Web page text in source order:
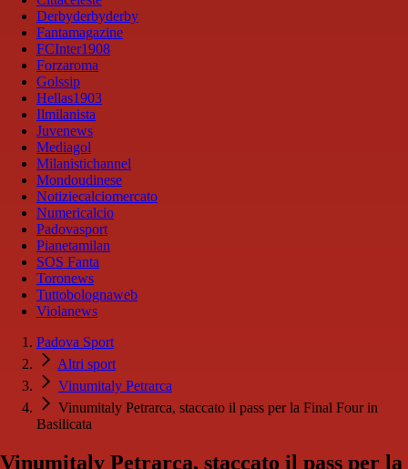
Derbyderbyderby
Fantamagazine
FCInter1908
Forzaroma
Golssip
Hellas1903
Ilmilanista
Juvenews
Mediagol
Milanistichannel
Mondoudinese
Notiziecalciomercato
Numericalcio
Padovasport
Pianetamilan
SOS Fanta
Toronews
Tuttobolognaweb
Violanews
Padova Sport
Altri sport
Vinumitaly Petrarca
Vinumitaly Petrarca, staccato il pass per la Final Four in
Basilicata
Vinumitaly Petrarca, staccato il pass per la